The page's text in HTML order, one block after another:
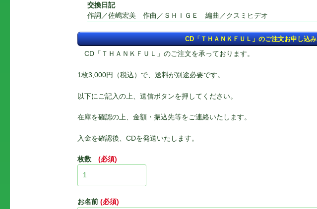
交換日記
作詞／佐嶋宏美 作曲／ＳＨＩＧＥ 編曲／クスミヒデオ
CD「ＴＨＡＮＫＦＵＬ」のご注文お申し込み
CD「ＴＨＡＮＫＦＵＬ」のご注文を承っております。
1枚3,000円（税込）で、送料が別途必要です。
以下にご記入の上、送信ボタンを押してください。
在庫を確認の上、金額・振込先等をご連絡いたします。
入金を確認後、CDを発送いたします。
枚数 (必須)
お名前 (必須)